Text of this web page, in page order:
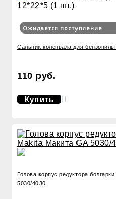
Ожидается поступление
Сальник коленвала для
110 руб.
Купить
Голова корпус редуктора
5030/4030